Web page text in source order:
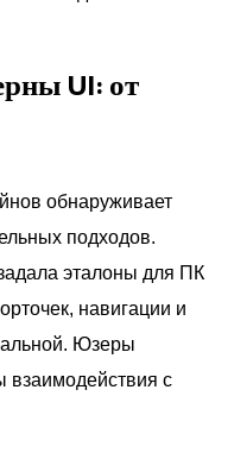
UI: от
обнаруживает
подходов.
эталоны для ПК
навигации и
Юзеры
взаимодействия с